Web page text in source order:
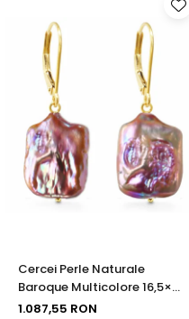
Cercei Perle Naturale
Baroque Multicolore 16,5×25
mm, Aur 14K (aur 585),
1.087,55 RON